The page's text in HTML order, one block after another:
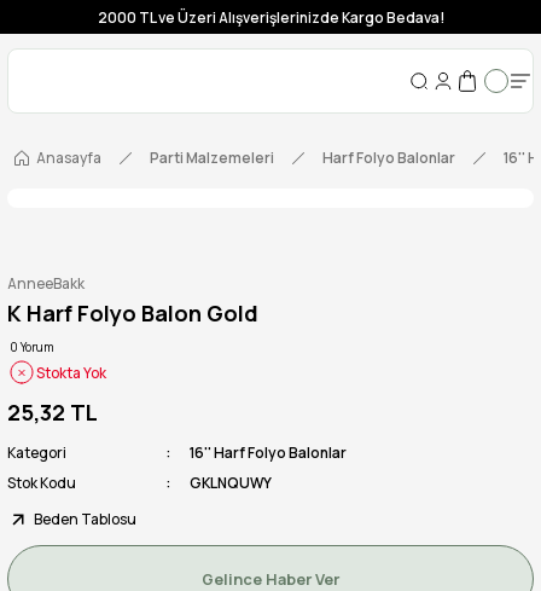
2000 TL ve Üzeri Alışverişlerinizde Kargo Bedava!
Anasayfa Parti Malzemeleri Harf Folyo Balonlar 16''
AnneeBakk
K Harf Folyo Balon Gold
0 Yorum
Stokta Yok
25,32 TL
Kategori
16'' Harf Folyo Balonlar
Stok Kodu
GKLNQUWY
Beden Tablosu
Gelince Haber Ver